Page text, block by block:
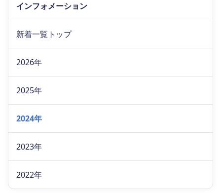
インフォメーション
新着一覧トップ
2026年
2025年
2024年
2023年
2022年